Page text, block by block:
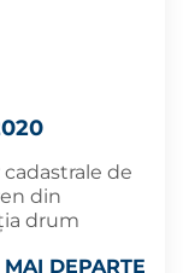
de
din
drum
MAI DEPARTE